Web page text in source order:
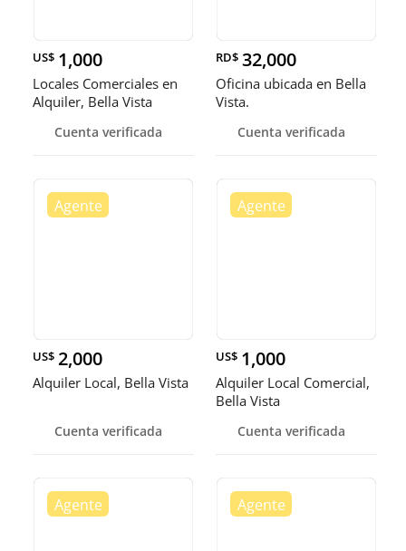
US$ 1,000
Locales Comerciales en
Alquiler, Bella Vista
Cuenta verificada
RD$ 32,000
Oficina ubicada en Bella
Vista.
Cuenta verificada
US$ 2,000
Alquiler Local, Bella Vista
Cuenta verificada
US$ 1,000
Alquiler Local Comercial,
Bella Vista
Cuenta verificada